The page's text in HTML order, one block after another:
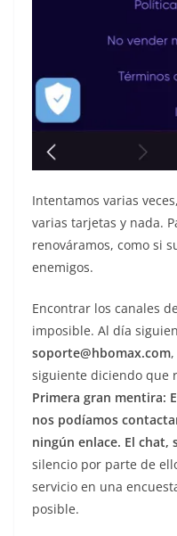
Intentamos varias
varias tarjetas y nada.
renováramos, como si
enemigos.
Encontrar los canales
imposible. Al día
soporte@hbomax.com
siguiente diciendo que
Primera gran mentira:
nos podíamos
ningún enlace. El chat,
silencio por parte de
servicio en una
posible.